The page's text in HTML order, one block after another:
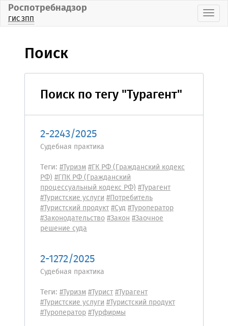
Роспотребнадзор
ГИС ЗПП
Поиск
Поиск по тегу "Турагент"
2-2243/2025
Судебная практика
Теги: #Туризм#ГК РФ (Гражданский кодекс
РФ)#ГПК РФ (Гражданский
процессуальный кодекс РФ)#Турагент
#Туристские услуги#Потребитель
#Туристский продукт#Суд#Туроператор
#Законодательство#Закон#Заочное
решение суда
2-1272/2025
Судебная практика
Теги: #Туризм#Турист#Турагент
#Туристские услуги#Туристский продукт
#Туроператор#Турфирмы